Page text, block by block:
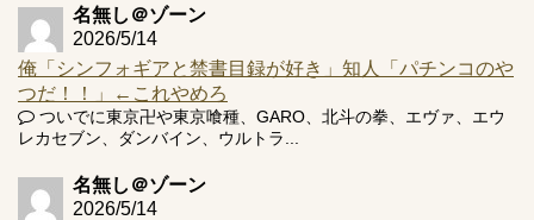
名無し＠ゾーン
2026/5/14
俺「シンフォギアと禁書目録が好き」知人「パチンコのや
つだ！！」←これやめろ
ついでに東京卍や東京喰種、GARO、北斗の拳、エヴァ、エウ
レカセブン、ダンバイン、ウルトラ...
名無し＠ゾーン
2026/5/14